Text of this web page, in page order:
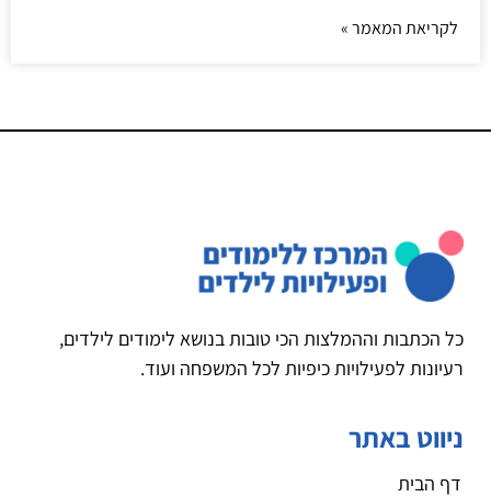
לקריאת המאמר »
כל הכתבות וההמלצות הכי טובות בנושא לימודים לילדים,
רעיונות לפעילויות כיפיות לכל המשפחה ועוד.
ניווט באתר
דף הבית